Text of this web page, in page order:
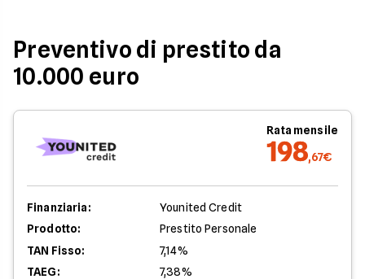
Preventivo di prestito da
10.000 euro
Rata mensile
198,67€
Finanziaria:
Younited Credit
Prodotto:
Prestito Personale
TAN Fisso:
7,14%
TAEG:
7,38%